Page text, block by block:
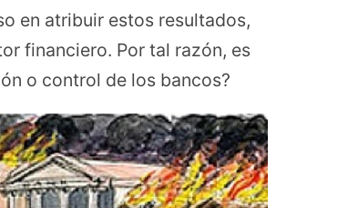
en atribuir estos resultados,
financiero. Por tal razón, es
o control de los bancos?